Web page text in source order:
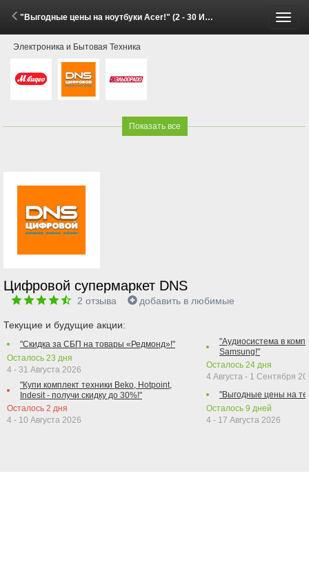
"Выгодные цены на ноутбуки Acer!" (2 - 30 Июня 2026)
Электроника и Бытовая Техника
Показать все
Цифровой супермаркет DNS
2 отзыва добавить в любимые
Текущие и будущие акции:
"Скидка за СБП на товары «Редмонд»!"
Осталось 23 дня
4 - 31 Августа 2026
"Купи комплект техники Beko, Hotpoint,
Indesit - получи скидку до 30%!"
Осталось 2 дня
4 - 10 Августа 2026
"Аудиосистема в
Samsung!"
Осталось 24 дня
4 Августа - 1 Сентября
"Выгодные цены на
Осталось 9 дней
4 - 17 Августа 2026